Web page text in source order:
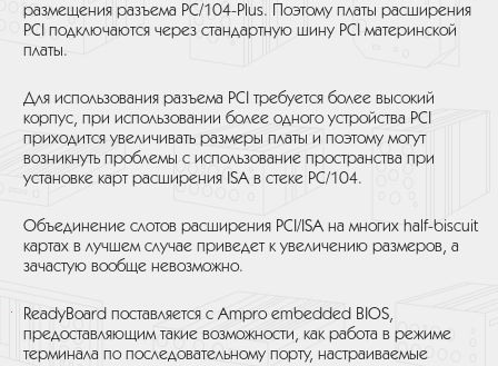
размещения разъема PC/104-Plus. Поэтому платы расширения
PCI подключаются через стандартную шину PCI материнской
платы.
Для использования разъема PCI требуется более высокий
корпус, при использовании более одного устройства PCI
приходится увеличивать размеры платы и поэтому могут
возникнуть проблемы с использование пространства при
установке карт расширения ISA в стеке РС/104.
Объединение слотов расширения PCI/ISA на многих half-biscuit
картах в лучшем случае приведет к увеличению размеров, а
зачастую вообще невозможно.
ReadyBoard поставляется с Ampro embedded BIOS,
предоставляющим такие возможности, как работа в режиме
терминала по последовательному порту, настраиваемые